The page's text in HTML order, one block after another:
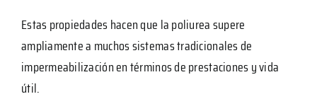
Estas propiedades hacen que la poliurea supere
ampliamente a muchos sistemas tradicionales de
impermeabilización en términos de prestaciones y vida
útil.